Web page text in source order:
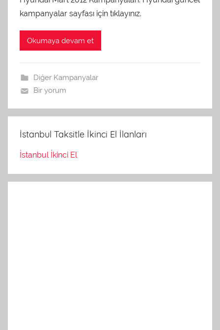
kampanyalar sayfası için tıklayınız.
Okumaya devam et
Diğer Kampanyalar
Bir yorum
İstanbul Taksitle İkinci El İlanları
İstanbul İkinci El